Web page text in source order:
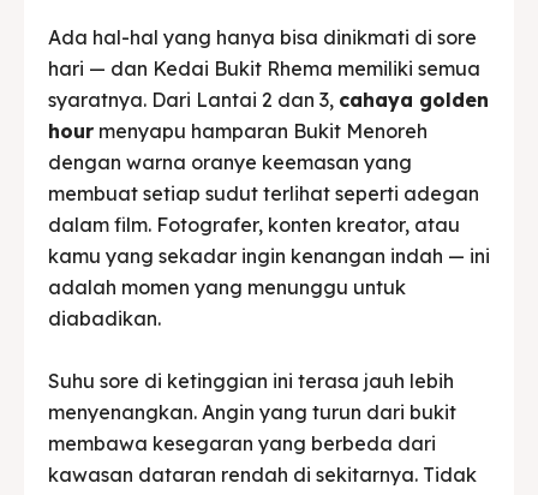
Ada hal-hal yang hanya bisa dinikmati di sore
hari — dan Kedai Bukit Rhema memiliki semua
syaratnya. Dari Lantai 2 dan 3, cahaya golden
hour menyapu hamparan Bukit Menoreh
dengan warna oranye keemasan yang
membuat setiap sudut terlihat seperti adegan
dalam film. Fotografer, konten kreator, atau
kamu yang sekadar ingin kenangan indah — ini
adalah momen yang menunggu untuk
diabadikan.
Suhu sore di ketinggian ini terasa jauh lebih
menyenangkan. Angin yang turun dari bukit
membawa kesegaran yang berbeda dari
kawasan dataran rendah di sekitarnya. Tidak